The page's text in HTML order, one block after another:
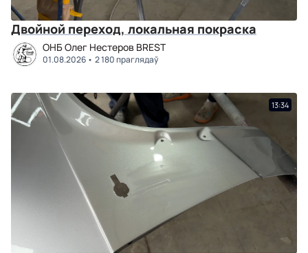
Двойной переход, локальная покраска
ОНБ Олег Нестеров BREST
01.08.2026 2 180 праглядаў
13:34